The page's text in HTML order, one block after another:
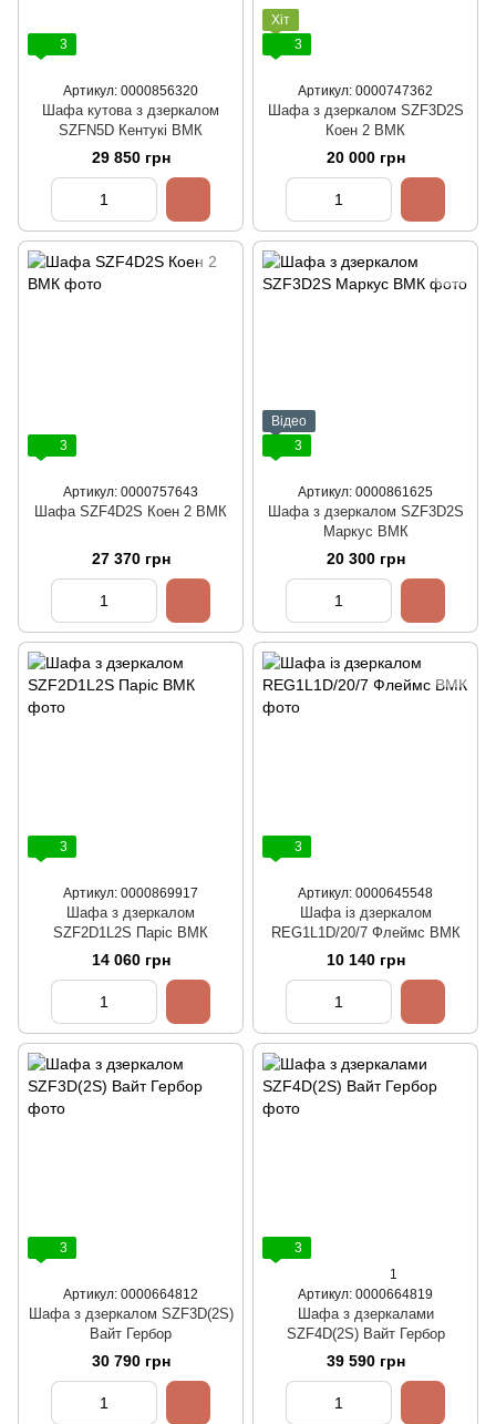
3
Артикул: 0000856320
Шафа кутова з дзеркалом
SZFN5D Кентукі ВМК
29 850 грн
Хіт
3
Артикул: 0000747362
Шафа з дзеркалом SZF3D2S
Коен 2 ВМК
20 000 грн
3
Артикул: 0000757643
Шафа SZF4D2S Коен 2 ВМК
27 370 грн
Відео
3
Артикул: 0000861625
Шафа з дзеркалом SZF3D2S
Маркус ВМК
20 300 грн
3
Артикул: 0000869917
Шафа з дзеркалом
SZF2D1L2S Паріс ВМК
14 060 грн
3
Артикул: 0000645548
Шафа із дзеркалом
REG1L1D/20/7 Флеймс ВМК
10 140 грн
3
Артикул: 0000664812
Шафа з дзеркалом SZF3D(2S)
Вайт Гербор
30 790 грн
3
1
Артикул: 0000664819
Шафа з дзеркалами
SZF4D(2S) Вайт Гербор
39 590 грн